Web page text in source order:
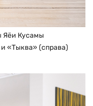
Яёи Кусамы
«Тыква» (справа)